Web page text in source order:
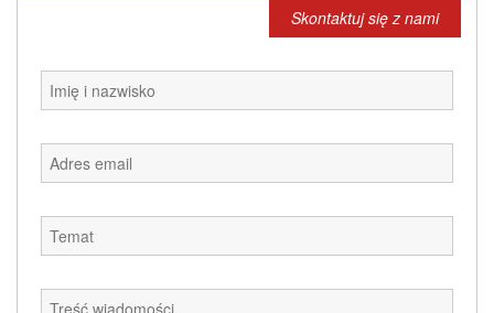
Skontaktuj się z nami